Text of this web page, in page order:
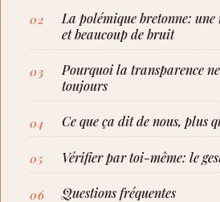
La polémique bretonne:
et beaucoup de bruit
Pourquoi la transparence
toujours
Ce que ça dit de nous, plus
Vérifier par toi-même: le
Questions fréquentes